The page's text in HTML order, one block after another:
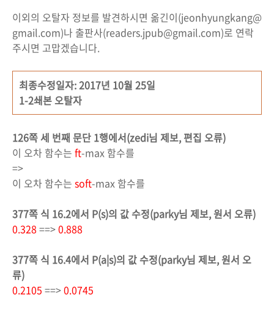
이외의 오탈자 정보를 발견하시면 옮긴이(jeonhyungkang@
gmail.com)나 출판사(readers.jpub@gmail.com)로 연락
주시면 고맙겠습니다.
최종수정일자: 2017년 10월 25일
1-2쇄본 오탈자
126쪽 세 번째 문단 1행에서(zedi님 제보, 편집 오류)
이 오차 함수는 ft-max 함수를
=>
이 오차 함수는 soft-max 함수를
377쪽 식 16.2에서 P(s)의 값 수정(parky님 제보, 원서 오류)
0.328 ==>0.888
377쪽 식 16.4에서 P(a|s)의 값 수정(parky님 제보, 원서 오
류)
0.2105 ==>0.0745